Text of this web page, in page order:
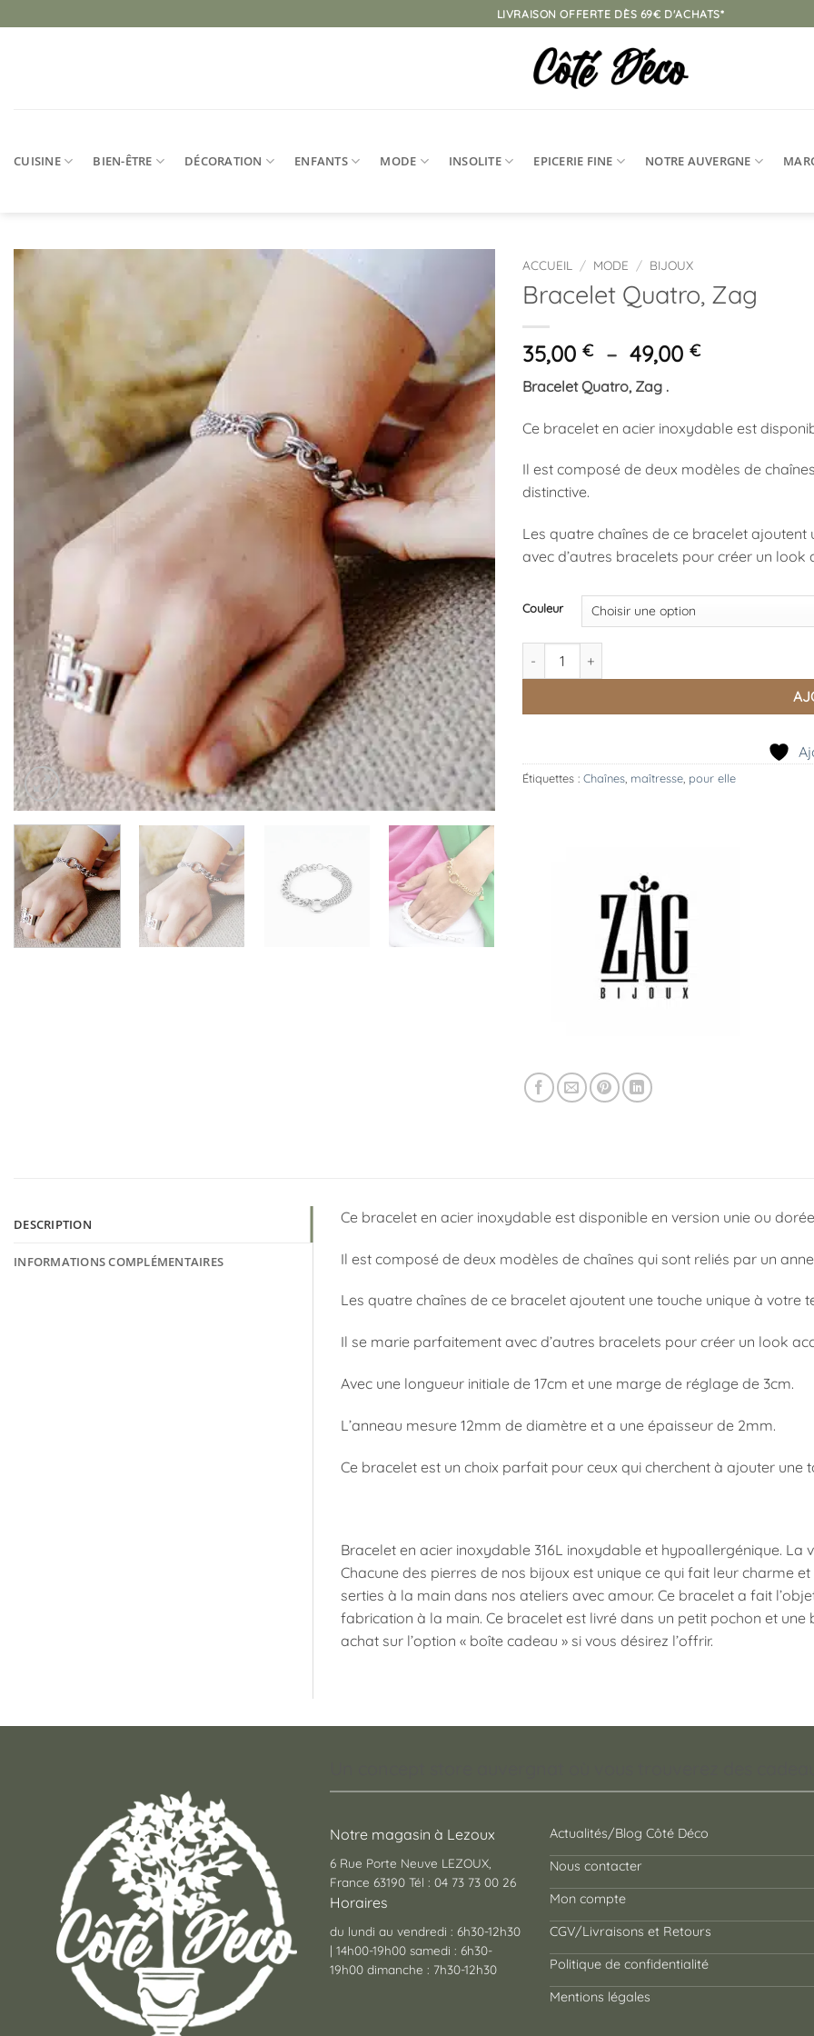
au
LIVRAISON OFFERTE DÈS 69€ D'ACHATS*
CUISINE BIEN-ÊTRE DÉCORATION ENFANTS MODE INSOLITE EPICERIE FINE NOTRE AUVERGNE
Ajouter
à la
d’envies
ACCUEIL / MODE / BIJOUX
Bracelet Quatro, Zag
35,00 € – 49,00 €Plage
35,00 €
à
49,00 €
Bracelet Quatro, Zag .
Ce bracelet en acier inoxydable est
Il est composé de deux modèles de
distinctive.
Les quatre chaînes de ce bracelet
avec d’autres bracelets pour créer un look
Couleur
quantité de Bracelet Quatro, Zag
Étiquettes : Chaînes maîtresse pour elle
DESCRIPTION
INFORMATIONS COMPLÉMENTAIRES
Ce bracelet en acier inoxydable est disponible en version unie ou dorée
Il est composé de deux modèles de chaînes qui sont reliés par un
Les quatre chaînes de ce bracelet ajoutent une touche unique à votre
Il se marie parfaitement avec d’autres bracelets pour créer un look
Avec une longueur initiale de 17cm et une marge de réglage de 3cm.
L’anneau mesure 12mm de diamètre et a une épaisseur de 2mm.
Ce bracelet est un choix parfait pour ceux qui cherchent à ajouter une
Bracelet en acier inoxydable 316L inoxydable et hypoallergénique. La
Chacune des pierres de nos bijoux est unique ce qui fait leur charme
serties à la main dans nos ateliers avec amour. Ce bracelet a fait
fabrication à la main. Ce bracelet est livré dans un petit pochon et une
achat sur l’option « boîte cadeau » si vous désirez l’offrir.
Notre magasin à Lezoux
6 Rue Porte Neuve LEZOUX,
France 63190 Tél : 04 73 73 00 26
Horaires
du lundi au vendredi : 6h30-12h30
| 14h00-19h00 samedi : 6h30-
19h00 dimanche : 7h30-12h30
Actualités/Blog Côté Déco
Nous contacter
Mon compte
CGV/Livraisons et Retours
Politique de confidentialité
Mentions légales